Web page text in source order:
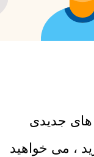
جدیدی
، می خواهید